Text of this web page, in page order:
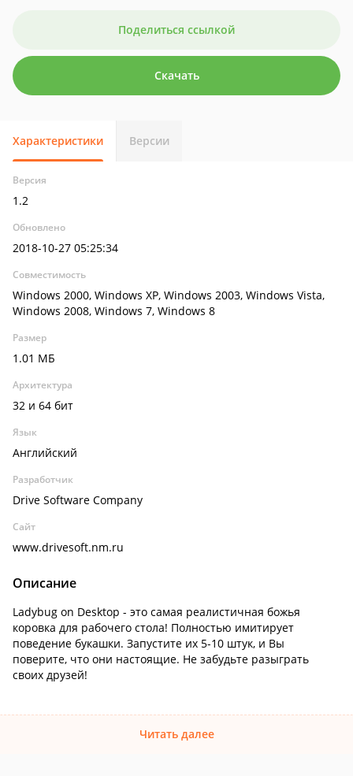
Поделиться ссылкой
Скачать
Характеристики Версии
Версия
1.2
Обновлено
2018-10-27 05:25:34
Совместимость
Windows 2000, Windows XP, Windows 2003, Windows Vista,
Windows 2008, Windows 7, Windows 8
Размер
1.01 МБ
Архитектура
32 и 64 бит
Язык
Английский
Разработчик
Drive Software Company
Сайт
www.drivesoft.nm.ru
Описание
Ladybug on Desktop - это самая реалистичная божья
коровка для рабочего стола! Полностью имитирует
поведение букашки. Запустите их 5-10 штук, и Вы
поверите, что они настоящие. Не забудьте разыграть
своих друзей!
Читать далее